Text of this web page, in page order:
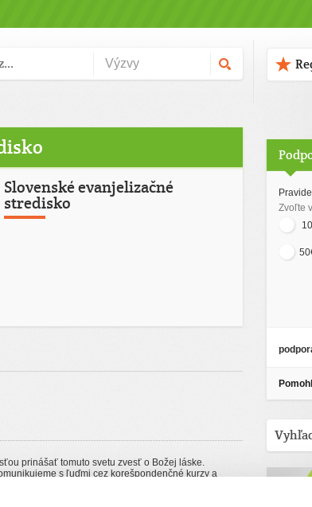
Slovenské evanjelizačné
stredisko
prinášať tomuto svetu zvesť o Božej láske.
s ľuďmi cez korešpondenčné kurzy a
Zvoľte